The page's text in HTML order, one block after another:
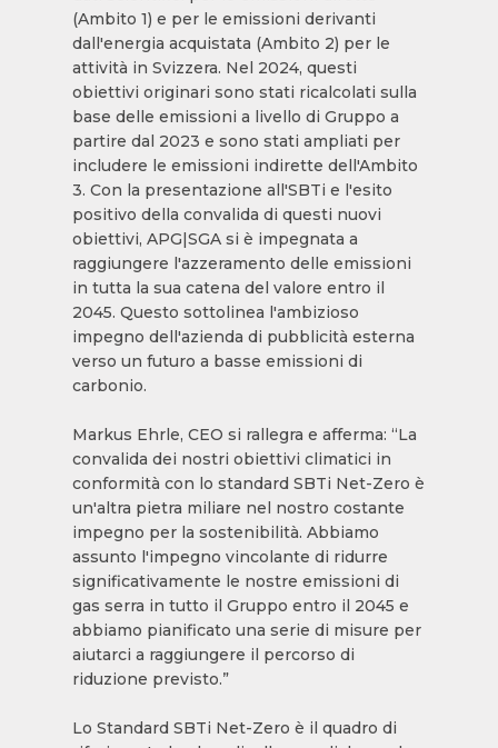
(Ambito 1) e per le emissioni derivanti
dall'energia acquistata (Ambito 2) per le
attività in Svizzera. Nel 2024, questi
obiettivi originari sono stati ricalcolati sulla
base delle emissioni a livello di Gruppo a
partire dal 2023 e sono stati ampliati per
includere le emissioni indirette dell'Ambito
3. Con la presentazione all'SBTi e l'esito
positivo della convalida di questi nuovi
obiettivi, APG|SGA si è impegnata a
raggiungere l'azzeramento delle emissioni
in tutta la sua catena del valore entro il
2045. Questo sottolinea l'ambizioso
impegno dell'azienda di pubblicità esterna
verso un futuro a basse emissioni di
carbonio.
Markus Ehrle, CEO si rallegra e afferma: “La
convalida dei nostri obiettivi climatici in
conformità con lo standard SBTi Net-Zero è
un'altra pietra miliare nel nostro costante
impegno per la sostenibilità. Abbiamo
assunto l'impegno vincolante di ridurre
significativamente le nostre emissioni di
gas serra in tutto il Gruppo entro il 2045 e
abbiamo pianificato una serie di misure per
aiutarci a raggiungere il percorso di
riduzione previsto.”
Lo Standard SBTi Net-Zero è il quadro di